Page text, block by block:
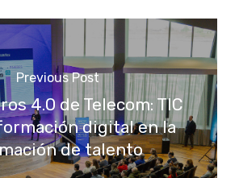
Previous Post
4.0 de Telecom: TIC
digital en la
de talento